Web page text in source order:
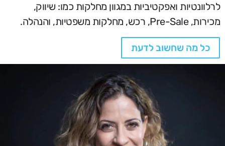
לרלוונטיות ואפקטיביות במגוון מחלקות כמו: שיווק,
מכירות, Pre-Sale, רכש, מחלקות משפטיות, והנהלה.
כל מה שחשוב לדעת